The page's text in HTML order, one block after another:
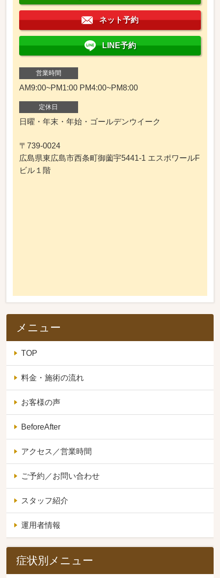
ネット予約
LINE予約
営業時間
AM9:00~PM1:00 PM4:00~PM8:00
定休日
日曜・年末・年始・ゴールデンウイーク
〒739-0024
広島県東広島市西条町御薗宇5441-1 エスポワールF
ビル１階
メニュー
TOP
料金・施術の流れ
お客様の声
BeforeAfter
アクセス／営業時間
ご予約／お問い合わせ
スタッフ紹介
運用者情報
症状別メニュー